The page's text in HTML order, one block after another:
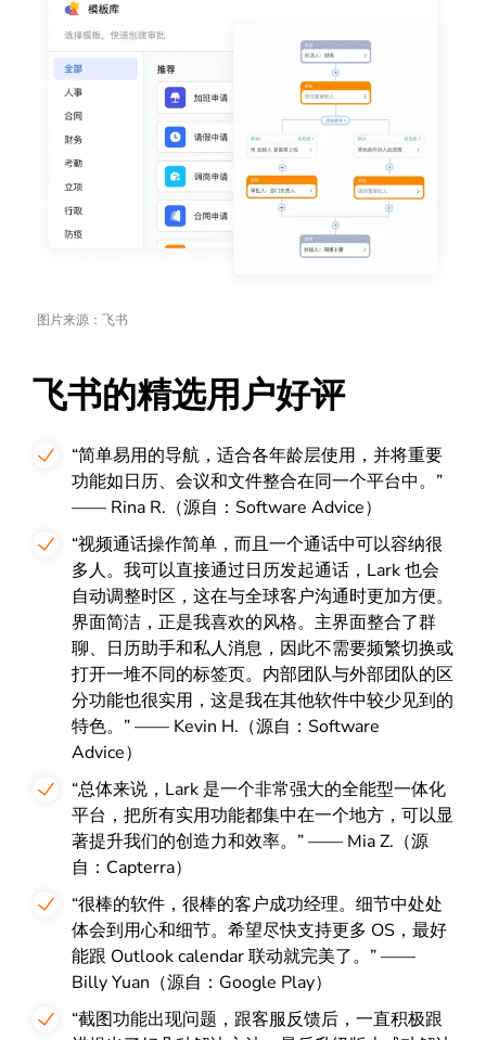
图片来源：飞书
飞书的精选用户好评
“简单易用的导航，适合各年龄层使用，并将重要
功能如日历、会议和文件整合在同一个平台中。”
—— Rina R. （源自：Software Advice）
“视频通话操作简单，而且一个通话中可以容纳很
多人。我可以直接通过日历发起通话，Lark 也会
自动调整时区，这在与全球客户沟通时更加方便。
界面简洁，正是我喜欢的风格。主界面整合了群
聊、日历助手和私人消息，因此不需要频繁切换或
打开一堆不同的标签页。内部团队与外部团队的区
分功能也很实用，这是我在其他软件中较少见到的
特色。” —— Kevin H. （源自：Software
Advice）
“总体来说，Lark 是一个非常强大的全能型一体化
平台，把所有实用功能都集中在一个地方，可以显
著提升我们的创造力和效率。” —— Mia Z.（源
自：Capterra）
“很棒的软件，很棒的客户成功经理。细节中处处
体会到用心和细节。希望尽快支持更多 OS，最好
能跟 Outlook calendar 联动就完美了。 ” ——
Billy Yuan （源自：Google Play）
“截图功能出现问题，跟客服反馈后，一直积极跟